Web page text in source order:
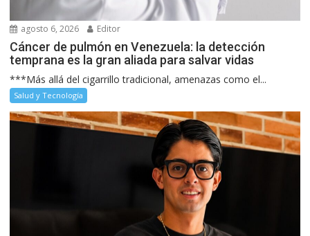
agosto 6, 2026 Editor
Cáncer de pulmón en Venezuela: la detección
temprana es la gran aliada para salvar vidas
***Más allá del cigarrillo tradicional, amenazas como el...
Salud y Tecnología